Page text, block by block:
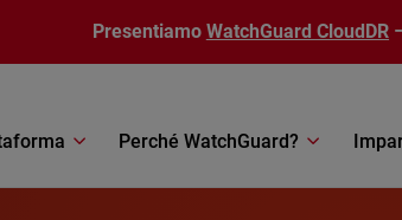
Presentiamo WatchGuard CloudDR
Perché WatchGuard?